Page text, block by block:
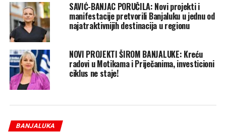
SAVIĆ-BANJAC PORUČILA: Novi projekti i
manifestacije pretvorili Banjaluku u jednu od
najatraktivnijih destinacija u regionu
NOVI PROJEKTI ŠIROM BANJALUKE: Kreću
radovi u Motikama i Priječanima, investicioni
ciklus ne staje!
BANJALUKA